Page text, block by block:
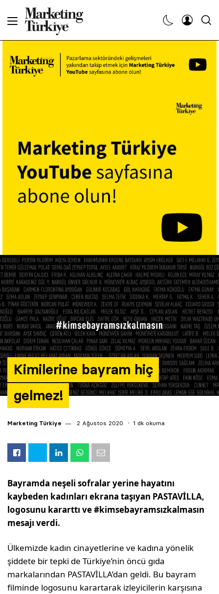
Kimilerine bayram hiç
gelmez!
Marketing Türkiye 2 Ağustos 2020 1 dk okuma
Bayramda neşeli sofralar yerine hayatını
kaybeden kadınları ekrana taşıyan PASTAVİLLA,
logosunu kararttı ve #kimsebayramsızkalmasın
mesajı verdi.
Ülkemizde kadın cinayetlerine ve kadına yönelik
şiddete bir tepki de Türkiye’nin öncü gıda
markalarından PASTAVİLLA’dan geldi. Bu bayram
filminde logosunu karartarak izleyicilerin karşısına
Haberler
Etkinlikler
Söyleşiler
Kariyer
Araştırma